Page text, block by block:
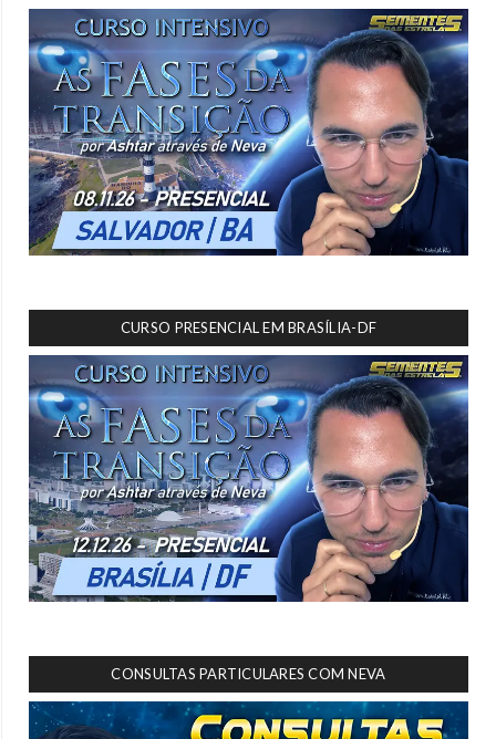
CURSO PRESENCIAL EM BRASÍLIA-DF
CONSULTAS PARTICULARES COM NEVA